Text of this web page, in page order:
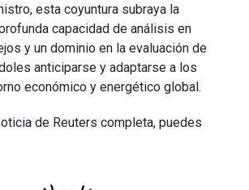
esta coyuntura subraya la
capacidad de análisis en
y un dominio en la evaluación de
anticiparse y adaptarse a los
económico y energético global.
de Reuters completa, puedes